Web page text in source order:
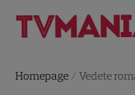
Homepage /Vedete